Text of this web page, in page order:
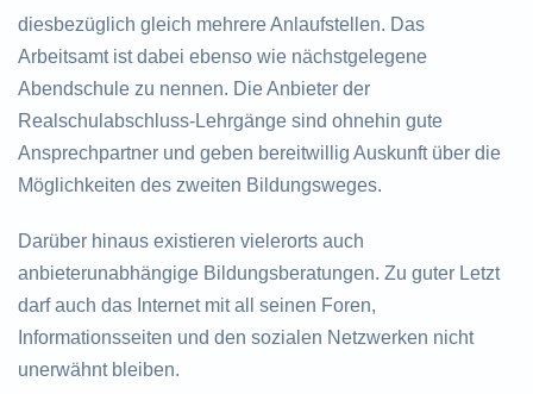
diesbezüglich gleich mehrere Anlaufstellen. Das
Arbeitsamt ist dabei ebenso wie nächstgelegene
Abendschule zu nennen. Die Anbieter der
Realschulabschluss-Lehrgänge sind ohnehin gute
Ansprechpartner und geben bereitwillig Auskunft über die
Möglichkeiten des zweiten Bildungsweges.
Darüber hinaus existieren vielerorts auch
anbieterunabhängige Bildungsberatungen. Zu guter Letzt
darf auch das Internet mit all seinen Foren,
Informationsseiten und den sozialen Netzwerken nicht
unerwähnt bleiben.